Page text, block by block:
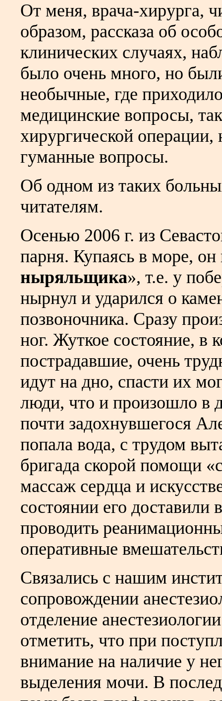
От меня, врача-хирурга,
образом, рассказа об
клинических случаях,
было очень много, но
необычные, где
медицинские вопросы,
хирургической операции,
гуманные вопросы.
Об одном из таких
читателям.
Осенью 2006 г. из
парня. Купаясь в море,
ныряльщика», т.е. у
нырнул и ударился о
позвоночника. Сразу
ног. Жуткое состояние, в
пострадавшие, очень
идут на дно, спасти их
люди, что и произошло в
почти задохнувшегося
попала вода, с трудом
бригада скорой помощи
массаж сердца и
состоянии его доставили
проводить
оперативные
Связались с нашим
сопровождении
отделение
отметить, что при
внимание на наличие у
выделения мочи. В